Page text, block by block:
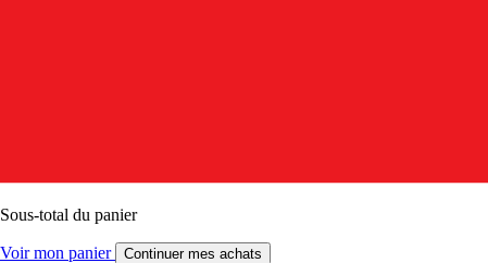
Sous-total du panier
Voir mon panier Continuer mes achats